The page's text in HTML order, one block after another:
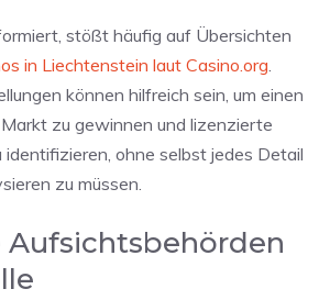
stößt häufig auf Übersichten
in Liechtenstein laut Casino.org
können hilfreich sein, um einen
zu gewinnen und lizenzierte
ohne selbst jedes Detail
zu müssen.